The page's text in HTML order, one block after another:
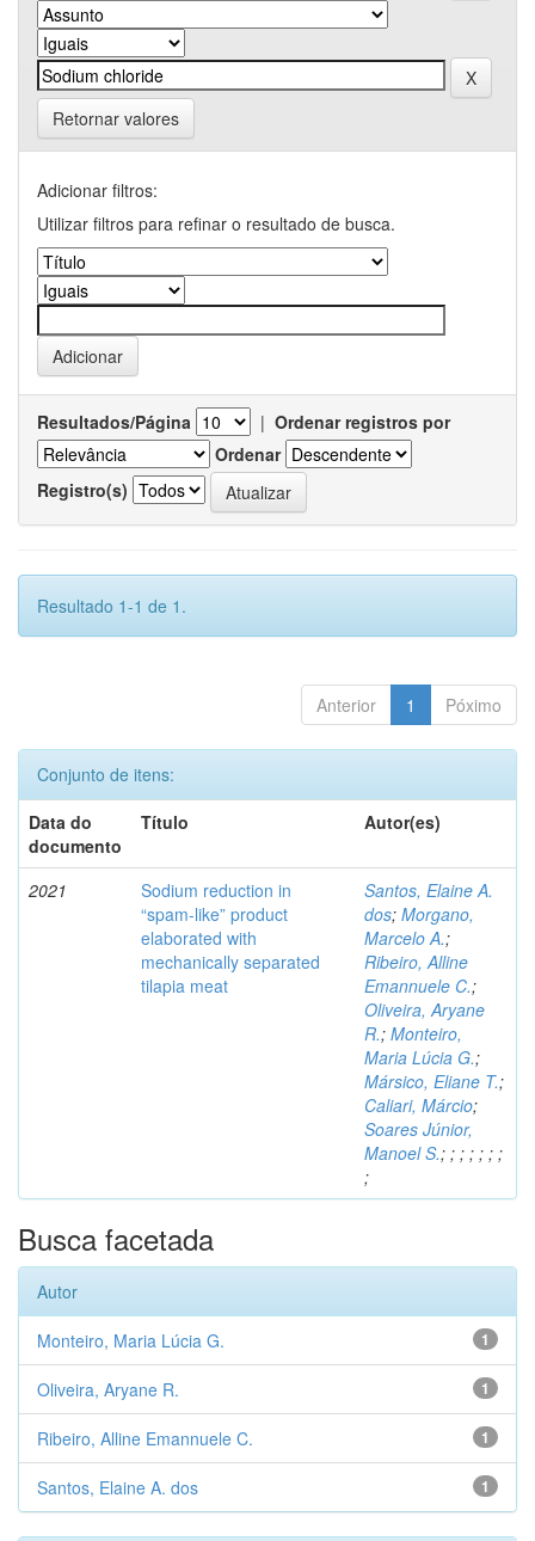
Retornar valores
Adicionar filtros:
Utilizar filtros para refinar o resultado de busca.
Resultados/Página | Ordenar registros por
Ordenar
Registro(s)
Resultado 1-1 de 1.
Anterior 1 Póximo
Conjunto de itens:
Data do
documento
Título Autor(es)
2021
Sodium reduction in
“spam-like” product
elaborated with
mechanically separated
tilapia meat
Santos, Elaine A.
dos; Morgano,
Marcelo A.;
Ribeiro, Alline
Emannuele C.;
Oliveira, Aryane
R.; Monteiro,
Maria Lúcia G.;
Mársico, Eliane T.;
Caliari, Márcio;
Soares Júnior,
Manoel S.; ; ; ; ; ; ;
;
Busca facetada
Autor
1
Monteiro, Maria Lúcia G.
1
Oliveira, Aryane R.
1
Ribeiro, Alline Emannuele C.
1
Santos, Elaine A. dos